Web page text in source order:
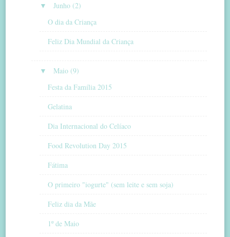
▼
Junho (2)
O dia da Criança
Feliz Dia Mundial da Criança
▼
Maio (9)
Festa da Família 2015
Gelatina
Dia Internacional do Celíaco
Food Revolution Day 2015
Fátima
O primeiro "iogurte" (sem leite e sem soja)
Feliz dia da Mãe
1º de Maio